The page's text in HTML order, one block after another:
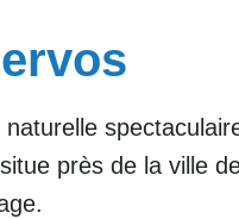
près de la ville